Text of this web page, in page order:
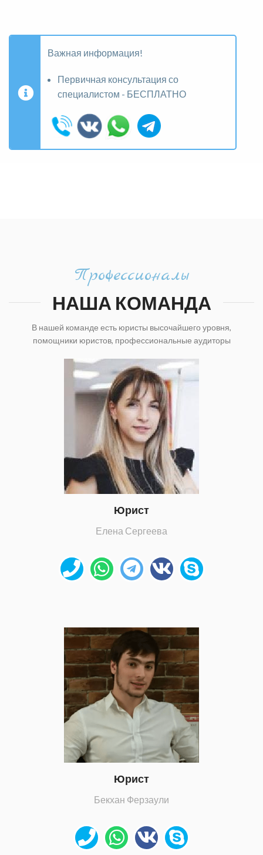
Важная информация!
Первичная консультация со
специалистом - БЕСПЛАТНО
Профессионалы
НАША КОМАНДА
В нашей команде есть юристы высочайшего уровня,
помощники юристов, профессиональные аудиторы
Юрист
Елена Сергеева
Юрист
Бекхан Ферзаули